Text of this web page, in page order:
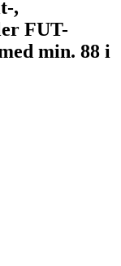
,
FUT-
min. 88 i